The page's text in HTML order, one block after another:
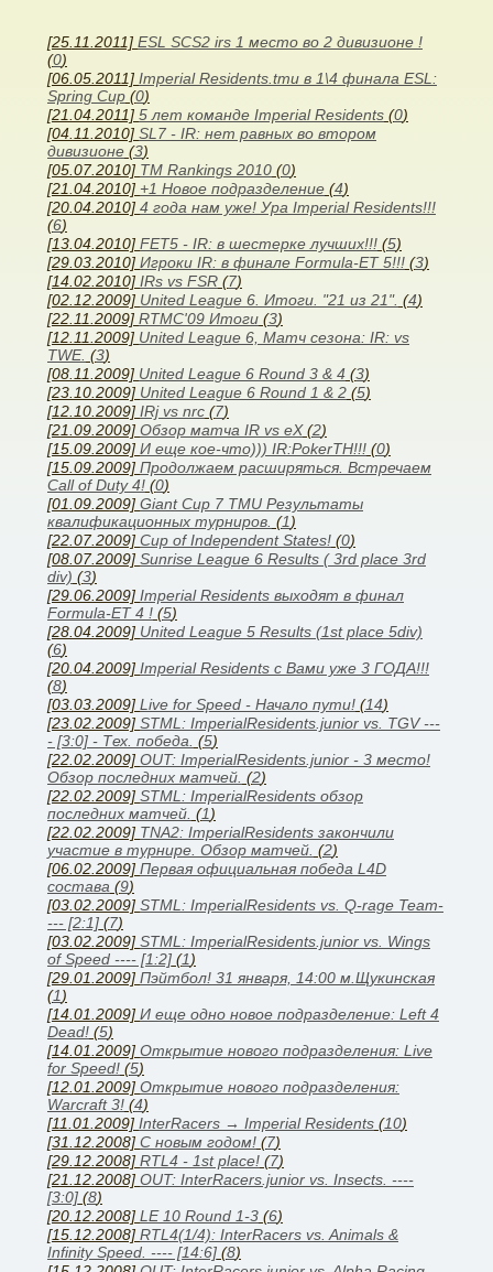
[25.11.2011] ESL SCS2 irs 1 место во 2 дивизионе !
(0)
[06.05.2011] Imperial Residents.tmu в 1\4 финала ESL:
Spring Cup (0)
[21.04.2011] 5 лет команде Imperial Residents (0)
[04.11.2010] SL7 - IR: нет равных во втором
дивизионе (3)
[05.07.2010] TM Rankings 2010 (0)
[21.04.2010] +1 Новое подразделение (4)
[20.04.2010] 4 года нам уже! Ура Imperial Residents!!!
(6)
[13.04.2010] FET5 - IR: в шестерке лучших!!! (5)
[29.03.2010] Игроки IR: в финале Formula-ET 5!!! (3)
[14.02.2010] IRs vs FSR (7)
[02.12.2009] United League 6. Итоги. "21 из 21". (4)
[22.11.2009] RTMC'09 Итоги (3)
[12.11.2009] United League 6, Матч сезона: IR: vs
TWE. (3)
[08.11.2009] United League 6 Round 3 & 4 (3)
[23.10.2009] United League 6 Round 1 & 2 (5)
[12.10.2009] IRj vs nrc (7)
[21.09.2009] Обзор матча IR vs eX(2)
[15.09.2009] И еще кое-что))) IR:PokerTH!!! (0)
[15.09.2009] Продолжаем расширяться. Встречаем
Call of Duty 4! (0)
[01.09.2009] Giant Cup 7 TMU Результаты
квалификационных турниров. (1)
[22.07.2009] Cup of Independent States! (0)
[08.07.2009] Sunrise League 6 Results ( 3rd place 3rd
div) (3)
[29.06.2009] Imperial Residents выходят в финал
Formula-ET 4 ! (5)
[28.04.2009] United League 5 Results (1st place 5div)
(6)
[20.04.2009] Imperial Residents с Вами уже 3 ГОДА!!!
(8)
[03.03.2009] Live for Speed - Начало пути! (14)
[23.02.2009] STML: ImperialResidents.junior vs. TGV ---
- [3:0] - Тех. победа. (5)
[22.02.2009] OUT: ImperialResidents.junior - 3 место!
Обзор последних матчей. (2)
[22.02.2009] STML: ImperialResidents обзор
последних матчей. (1)
[22.02.2009] TNA2: ImperialResidents закончили
участие в турнире. Обзор матчей. (2)
[06.02.2009] Первая официальная победа L4D
состава (9)
[03.02.2009] STML: ImperialResidents vs. Q-rage Team-
--- [2:1] (7)
[03.02.2009] STML: ImperialResidents.junior vs. Wings
of Speed ---- [1:2] (1)
[29.01.2009] Пэйтбол! 31 января, 14:00 м.Щукинская
(1)
[14.01.2009] И еще одно новое подразделение: Left 4
Dead! (5)
[14.01.2009] Открытие нового подразделения: Live
for Speed! (5)
[12.01.2009] Открытие нового подразделения:
Warcraft 3! (4)
[11.01.2009] InterRacers → Imperial Residents (10)
[31.12.2008] C новым годом! (7)
[29.12.2008] RTL4 - 1st place! (7)
[21.12.2008] OUT: InterRacers.junior vs. Insects. ----
[3:0] (8)
[20.12.2008] LE 10 Round 1-3 (6)
[15.12.2008] RTL4(1/4): InterRacers vs. Animals &
Infinity Speed. ---- [14:6] (8)